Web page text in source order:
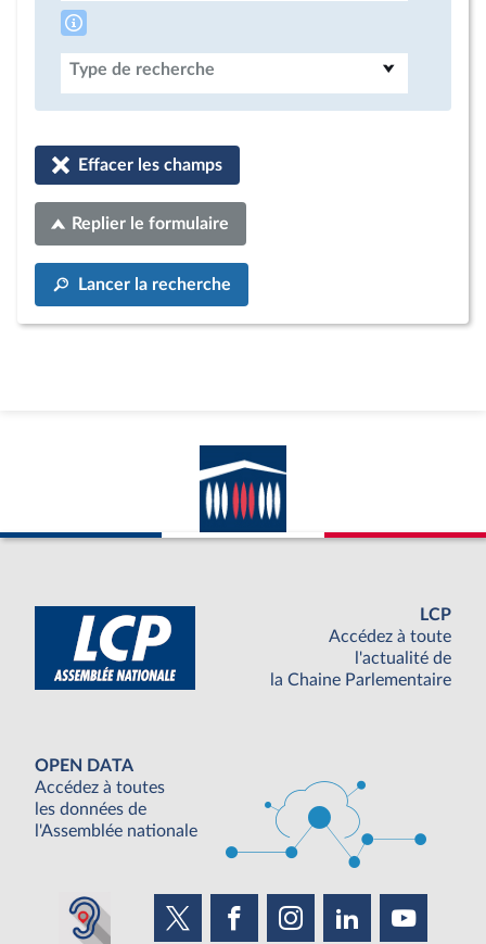
Type de recherche
Effacer les champs
Replier le formulaire
Lancer la recherche
LCP
Accédez à toute
l'actualité de
la Chaine Parlementaire
OPEN DATA
Accédez à toutes
les données de
l'Assemblée nationale